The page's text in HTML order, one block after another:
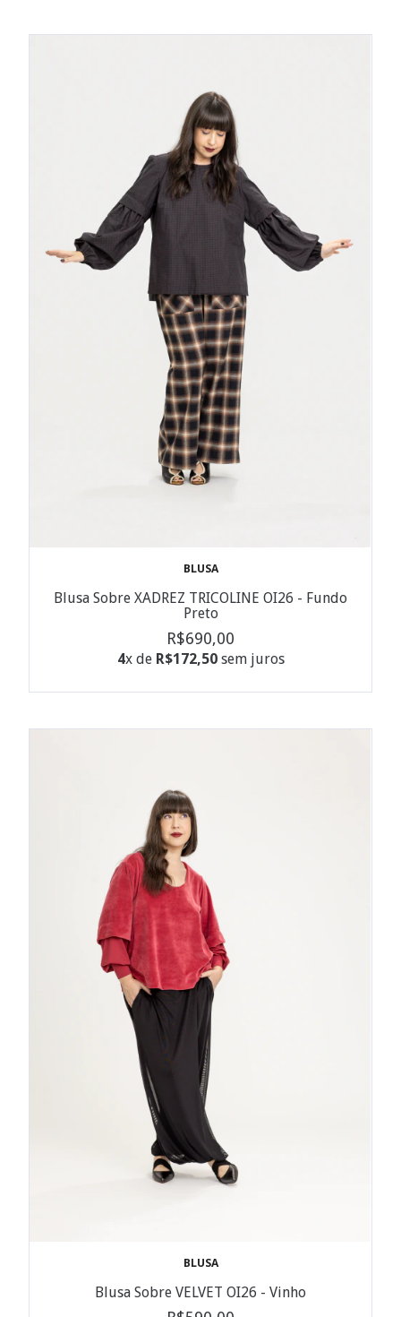
BLUSA
Blusa Sobre XADREZ TRICOLINE OI26 - Fundo
Preto
R$690,00
4x de R$172,50sem juros
BLUSA
Blusa Sobre VELVET OI26 - Vinho